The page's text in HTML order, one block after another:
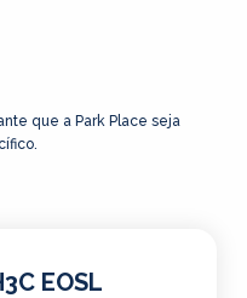
que a Park Place seja
EOSL